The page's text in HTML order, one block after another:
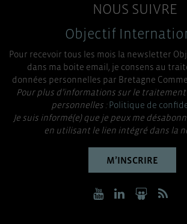
NOUS SUIVRE
Objectif
Pour recevoir tous les mois la newsletter
dans ma boite email, je consens au
données personnelles par Bretagne
Pour plus d’informations sur le
personnelles :Politique de
Je suis informé(e) que je peux me
en utilisant le lien intégré dans la
M’INSCRIRE